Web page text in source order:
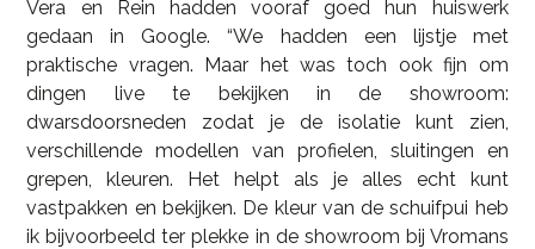
Vera en Rein hadden vooraf goed hun huiswerk
gedaan in Google. “We hadden een lijstje met
praktische vragen. Maar het was toch ook fijn om
dingen live te bekijken in de showroom:
dwarsdoorsneden zodat je de isolatie kunt zien,
verschillende modellen van profielen, sluitingen en
grepen, kleuren. Het helpt als je alles echt kunt
vastpakken en bekijken. De kleur van de schuifpui heb
ik bijvoorbeeld ter plekke in de showroom bij Vromans